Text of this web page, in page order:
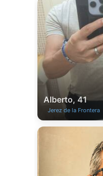
Alberto, 41
Jerez de la Frontera